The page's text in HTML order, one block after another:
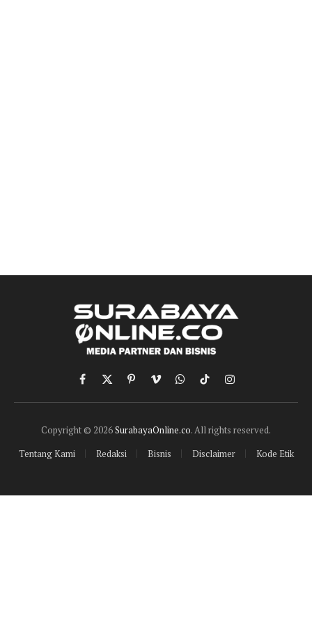
Facebook
X
(Twitter)
PinterestVimeoWhatsApp
TikTokInstagram
Copyright © 2026SurabayaOnline.co. All rights reserved.
Tentang Kami
Redaksi Bisnis Disclaimer Kode Etik